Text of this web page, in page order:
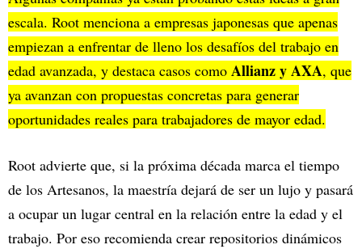
escala. Root menciona a empresas japonesas que apenas
empiezan a enfrentar de lleno los desafíos del trabajo en
edad avanzada, y destaca casos como Allianz y AXA, que
ya avanzan con propuestas concretas para generar
oportunidades reales para trabajadores de mayor edad.
Root advierte que, si la próxima década marca el tiempo
de los Artesanos, la maestría dejará de ser un lujo y pasará
a ocupar un lugar central en la relación entre la edad y el
trabajo. Por eso recomienda crear repositorios dinámicos